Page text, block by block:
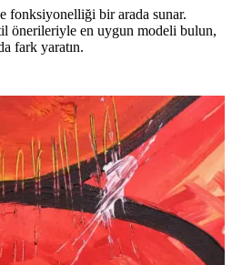
fonksiyonelliği bir arada sunar.
önerileriyle en uygun modeli bulun,
fark yaratın.